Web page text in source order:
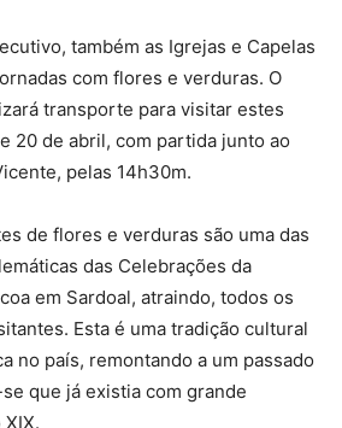
também as Igrejas e Capelas
com flores e verduras. O
transporte para visitar estes
20 de abril, com partida junto ao
pelas 14h30m.
de flores e verduras são uma das
das Celebrações da
em Sardoal, atraindo, todos os
Esta é uma tradição cultural
no país, remontando a um passado
que já existia com grande